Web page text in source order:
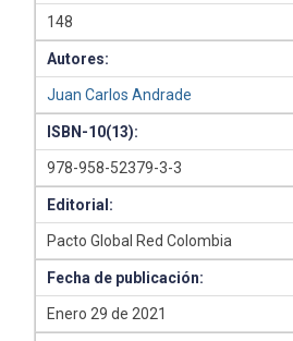
148
Autores:
Juan Carlos Andrade
ISBN-10(13):
978-958-52379-3-3
Editorial:
Pacto Global Red Colombia
Fecha de publicación:
Enero 29 de 2021